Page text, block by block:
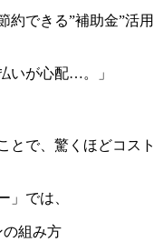
約できる”補助金”活用
いが心配…。」
とで、驚くほどコスト
」では、
の組み方